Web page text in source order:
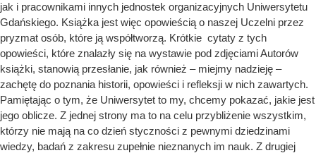
jak i pracownikami innych jednostek organizacyjnych Uniwersytetu
Gdańskiego. Książka jest więc opowieścią o naszej Uczelni przez
pryzmat osób, które ją współtworzą. Krótkie cytaty z tych
opowieści, które znalazły się na wystawie pod zdjęciami Autorów
książki, stanowią przesłanie, jak również – miejmy nadzieję –
zachętę do poznania historii, opowieści i refleksji w nich zawartych.
Pamiętając o tym, że Uniwersytet to my, chcemy pokazać, jakie jest
jego oblicze. Z jednej strony ma to na celu przybliżenie wszystkim,
którzy nie mają na co dzień styczności z pewnymi dziedzinami
wiedzy, badań z zakresu zupełnie nieznanych im nauk. Z drugiej